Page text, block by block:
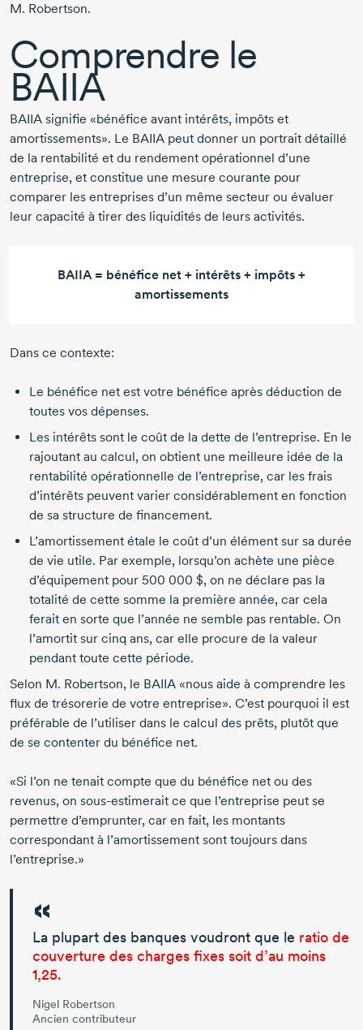
M. Robertson.
Comprendre le
BAIIA
BAIIA signifie «bénéfice avant intérêts, impôts et
amortissements». Le BAIIA peut donner un portrait détaillé
de la rentabilité et du rendement opérationnel d’une
entreprise, et constitue une mesure courante pour
comparer les entreprises d’un même secteur ou évaluer
leur capacité à tirer des liquidités de leurs activités.
BAIIA = bénéfice net + intérêts + impôts +
amortissements
Dans ce contexte:
Le bénéfice net est votre bénéfice après déduction de
toutes vos dépenses.
Les intérêts sont le coût de la dette de l’entreprise. En le
rajoutant au calcul, on obtient une meilleure idée de la
rentabilité opérationnelle de l’entreprise, car les frais
d’intérêts peuvent varier considérablement en fonction
de sa structure de financement.
L’amortissement étale le coût d’un élément sur sa durée
de vie utile. Par exemple, lorsqu’on achète une pièce
d’équipement pour 500 000 $, on ne déclare pas la
totalité de cette somme la première année, car cela
ferait en sorte que l’année ne semble pas rentable. On
l’amortit sur cinq ans, car elle procure de la valeur
pendant toute cette période.
Selon M. Robertson, le BAIIA «nous aide à comprendre les
flux de trésorerie de votre entreprise». C’est pourquoi il est
préférable de l’utiliser dans le calcul des prêts, plutôt que
de se contenter du bénéfice net.
«Si l’on ne tenait compte que du bénéfice net ou des
revenus, on sous-estimerait ce que l’entreprise peut se
permettre d’emprunter, car en fait, les montants
correspondant à l’amortissement sont toujours dans
l’entreprise.»
La plupart des banques voudront que le ratio de
couverture des charges fixes soit d’au moins
1,25.
Nigel Robertson
Ancien contributeur